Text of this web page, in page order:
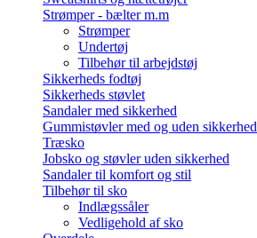
Strømper - bælter m.m
Strømper
Undertøj
Tilbehør til arbejdstøj
Sikkerheds fodtøj
Sikkerheds støvlet
Sandaler med sikkerhed
Gummistøvler med og uden sikkerhed
Træsko
Jobsko og støvler uden sikkerhed
Sandaler til komfort og stil
Tilbehør til sko
Indlægssåler
Vedligehold af sko